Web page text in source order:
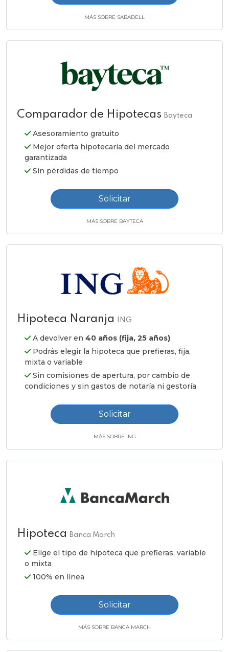
MÁS SOBRE SABADELL
Comparador de Hipotecas Bayteca
Asesoramiento gratuito
Mejor oferta hipotecaria del mercado
garantizada
Sin pérdidas de tiempo
Solicitar
MÁS SOBRE BAYTECA
Hipoteca Naranja ING
A devolver en 40 años (fija, 25 años)
Podrás elegir la hipoteca que prefieras, fija,
mixta o variable
Sin comisiones de apertura, por cambio de
condiciones y sin gastos de notaría ni gestoría
Solicitar
MÁS SOBRE ING
Hipoteca Banca March
Elige el tipo de hipoteca que prefieras, variable
o mixta
100% en línea
Solicitar
MÁS SOBRE BANCA MARCH